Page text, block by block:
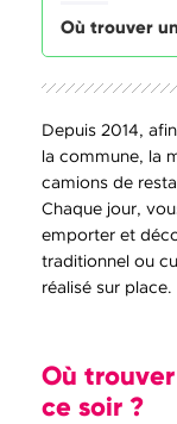
Où trouver
Depuis 2014,
la commune, la
camions de
Chaque jour,
emporter et
traditionnel ou
réalisé sur place.
Où
ce soir ?